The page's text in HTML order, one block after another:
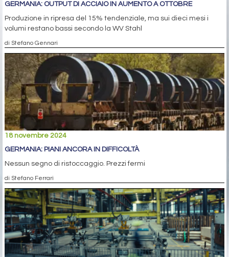
GERMANIA: OUTPUT DI ACCIAIO IN AUMENTO A OTTOBRE
Produzione in ripresa del 15% tendenziale, ma sui dieci mesi i
volumi restano bassi secondo la WV Stahl
di Stefano Gennari
18 novembre 2024
GERMANIA: PIANI ANCORA IN DIFFICOLTÀ
Nessun segno di ristoccaggio. Prezzi fermi
di Stefano Ferrari